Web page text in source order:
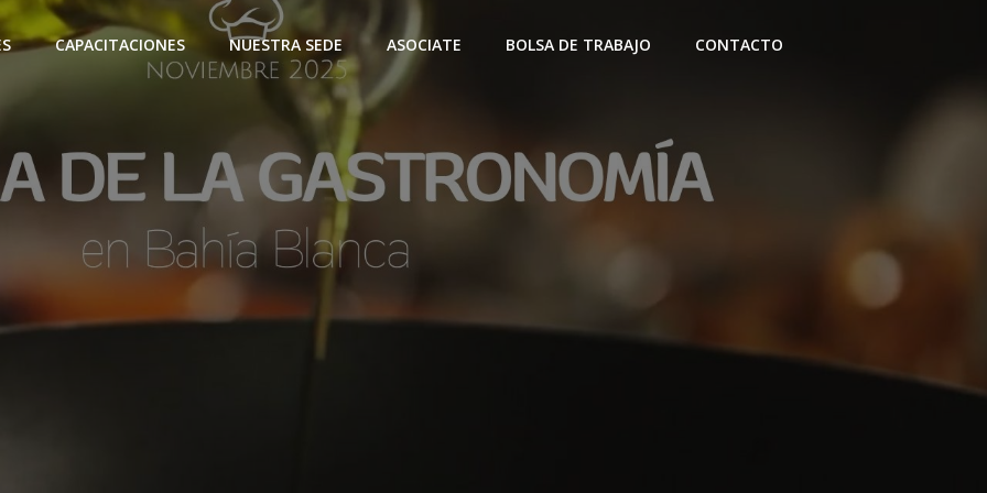
CAPACITACIONES NUESTRA SEDE ASOCIATE BOLSA DE TRABAJO CONTACTO